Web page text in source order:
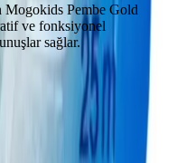
Mogokids Pembe Gold
ve fonksiyonel
sağlar.